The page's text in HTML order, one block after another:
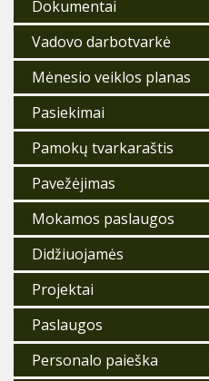
Dokumentai
Vadovo darbotvarkė
Mėnesio veiklos planas
Pasiekimai
Pamokų tvarkaraštis
Pavežėjimas
Mokamos paslaugos
Didžiuojamės
Projektai
Paslaugos
Personalo paieška